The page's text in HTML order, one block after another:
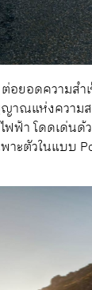
อยอดความส
าณแห่งความ
ฟฟ้า โดดเด่น
ะตัวในแบบ